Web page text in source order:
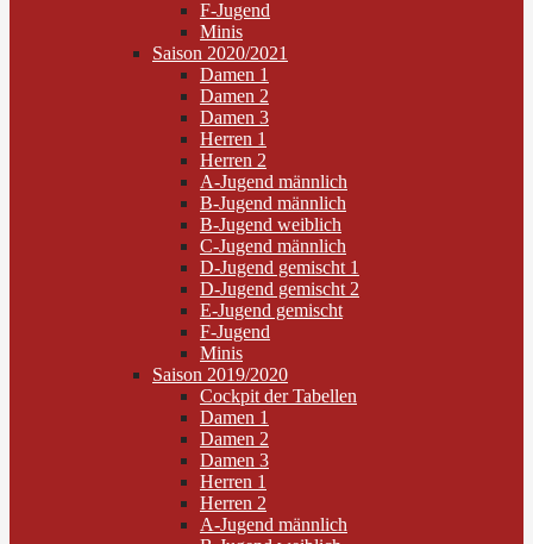
F-Jugend
Minis
Saison 2020/2021
Damen 1
Damen 2
Damen 3
Herren 1
Herren 2
A-Jugend männlich
B-Jugend männlich
B-Jugend weiblich
C-Jugend männlich
D-Jugend gemischt 1
D-Jugend gemischt 2
E-Jugend gemischt
F-Jugend
Minis
Saison 2019/2020
Cockpit der Tabellen
Damen 1
Damen 2
Damen 3
Herren 1
Herren 2
A-Jugend männlich